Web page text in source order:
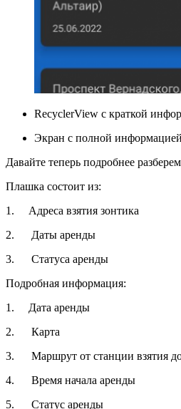
RecyclerView с краткой
Экран с полной
Давайте теперь подробнее
Плашка состоит из:
1. Адреса взятия зонтика
2. Даты аренды
3. Статуса аренды
Подробная информация:
1. Дата аренды
2. Карта
3. Маршрут от станции взятия до
4. Время начала аренды
5. Статус аренды